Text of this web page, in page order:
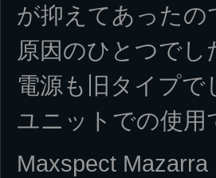
が抑えてあったの
原因のひとつで
電源も旧タイプで
ユニットでの使用
Maxspect Mazarra